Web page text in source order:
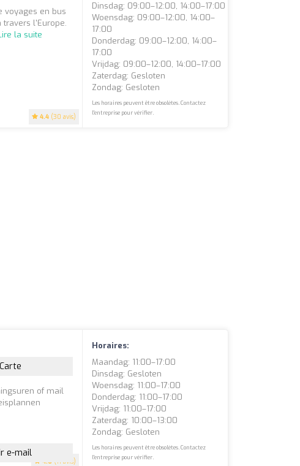
4.4 (30 avis)
voyages en bus
l'Europe.
la suite
Dinsdag: 09:00–12:00, 14:00–17:00
Woensdag: 09:00–12:00, 14:00–
17:00
Donderdag: 09:00–12:00, 14:00–
17:00
Vrijdag: 09:00–12:00, 14:00–17:00
Zaterdag: Gesloten
Zondag: Gesloten
Les horaires peuvent être obsolètes. Contactez
l'entreprise pour vérifier.
4.6 (11 avis)
Carte
of mail
e-mail
Horaires:
Maandag: 11:00–17:00
Dinsdag: Gesloten
Woensdag: 11:00–17:00
Donderdag: 11:00–17:00
Vrijdag: 11:00–17:00
Zaterdag: 10:00–13:00
Zondag: Gesloten
Les horaires peuvent être obsolètes. Contactez
l'entreprise pour vérifier.